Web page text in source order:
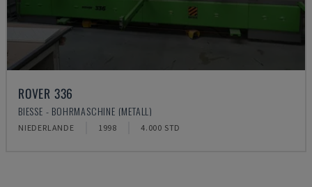
ROVER 336
BIESSE - BOHRMASCHINE (METALL)
NIEDERLANDE 1998 4.000 STD